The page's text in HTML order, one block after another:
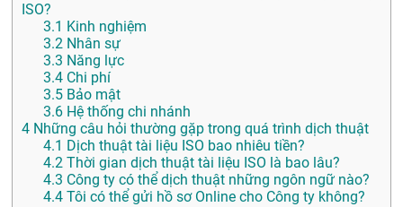
ISO?
3.1 Kinh nghiệm
3.2 Nhân sự
3.3 Năng lực
3.4 Chi phí
3.5 Bảo mật
3.6 Hệ thống chi nhánh
4 Những câu hỏi thường gặp trong quá trình dịch thuật
4.1 Dịch thuật tài liệu ISO bao nhiêu tiền?
4.2 Thời gian dịch thuật tài liệu ISO là bao lâu?
4.3 Công ty có thể dịch thuật những ngôn ngữ nào?
4.4 Tôi có thể gửi hồ sơ Online cho Công ty không?